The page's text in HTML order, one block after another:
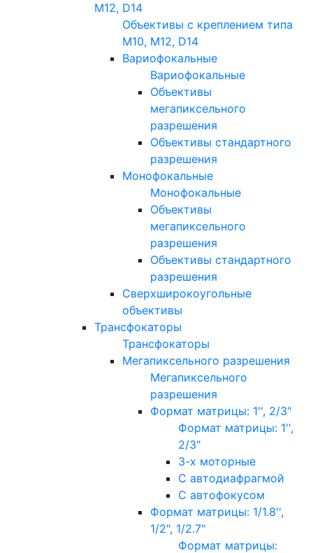
M12, D14
Объективы с креплением типа
M10, M12, D14
Вариофокальные
Вариофокальные
Объективы
мегапиксельного
разрешения
Объективы стандартного
разрешения
Монофокальные
Монофокальные
Объективы
мегапиксельного
разрешения
Объективы стандартного
разрешения
Сверхширокоугольные
объективы
Трансфокаторы
Трансфокаторы
Мегапиксельного разрешения
Мегапиксельного
разрешения
Формат матрицы: 1'', 2/3"
Формат матрицы: 1'',
2/3"
3-х моторные
С автодиафрагмой
С автофокусом
Формат матрицы: 1/1.8'',
1/2", 1/2.7"
Формат матрицы: